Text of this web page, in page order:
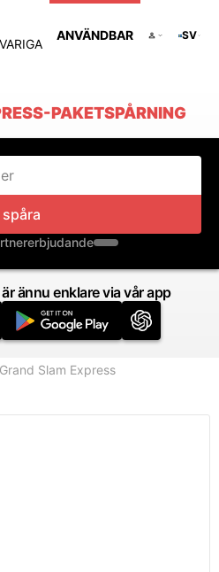
ANVÄNDBAR SV
PAKETSPÅRNING
spåra
ännu enklare via vår app
Grand Slam Express